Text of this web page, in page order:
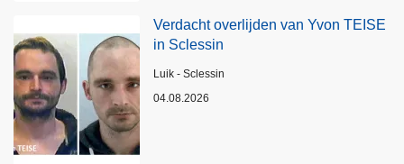
Verdacht overlijden van Yvon TEISE
in Sclessin
Plaats
Luik - Sclessin
04.08.2026